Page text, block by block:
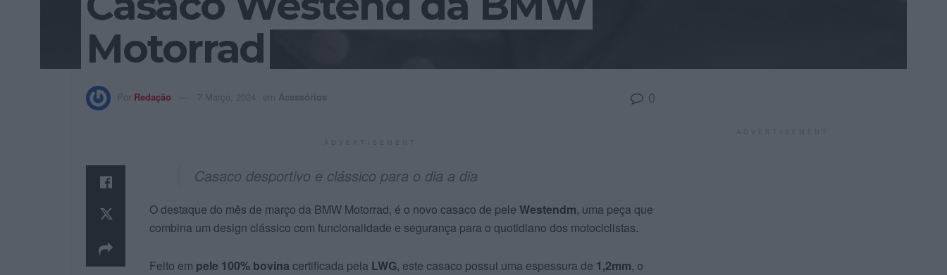
Motorrad
Por Redação 7 Março, 2024 em Acessórios 0
Casaco desportivo e clássico para o dia a dia
O destaque do mês de março da BMW Motorrad, é o novo casaco de pele Westendm, uma peça que
combina um design clássico com funcionalidade e segurança para o quotidiano dos motociclistas.
Feito em pele 100% bovina certificada pela LWG, este casaco possui uma espessura de 1,2mm, o